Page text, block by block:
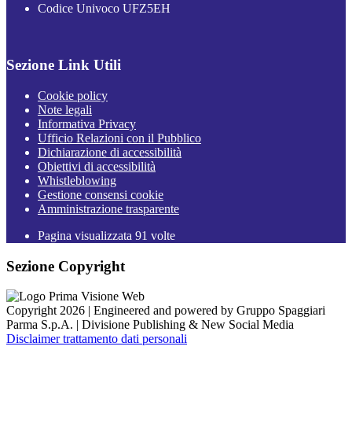
Codice Univoco UFZ5EH
Sezione Link Utili
Cookie policy
Note legali
Informativa Privacy
Ufficio Relazioni con il Pubblico
Dichiarazione di accessibilità
Obiettivi di accessibilità
Whistleblowing
Gestione consensi cookie
Amministrazione trasparente
Pagina visualizzata 91 volte
Sezione Copyright
Copyright 2026 | Engineered and powered by Gruppo Spaggiari
Parma S.p.A. | Divisione Publishing & New Social Media
Disclaimer trattamento dati personali